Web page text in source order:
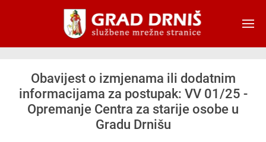
Skip to main content
Obavijest o izmjenama ili dodatnim
informacijama za postupak: VV 01/25 -
Opremanje Centra za starije osobe u
Gradu Drnišu